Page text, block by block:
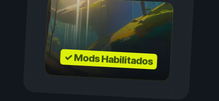
✓ Mods Habilitados